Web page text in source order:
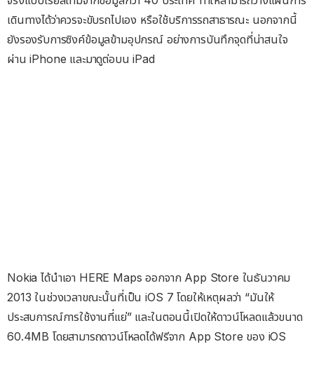
เดินทางได้ว่าควรจะขับรถไปเอง หรือใช้บริการรถสาธารณะ นอกจากนี้
ยังรองรับการซิงค์ข้อมูลข้ามอุปกรณ์ อย่างการบันทึกจุดที่น่าสนใจ
ผ่าน iPhone และมาดูต่อบน iPad
Nokia ได้นำเอา HERE Maps ออกจาก App Store ในธันวาคม
2013 ในช่วงเวลาขณะนั้นที่เป็น iOS 7 โดยให้เหตุผลว่า “มันให้
ประสบการณ์การใช้งานที่แย่” และในตอนนี้เปิดให้ดาวน์โหลดแล้วขนาด
60.4MB โดยสามารถดาวน์โหลดได้ฟรีจาก App Store ของ iOS